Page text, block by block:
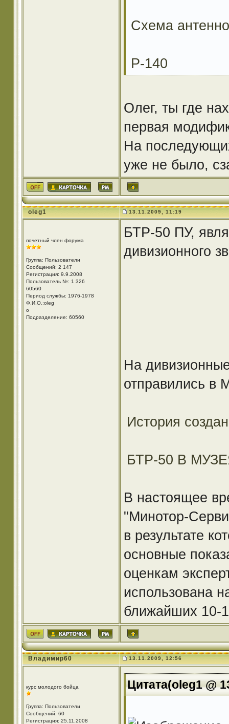
Схема
Р-140
Олег, ты где
первая
На
уже не было,
oleg1 13.11.2009, 11:19
почетный член форума
Группа: Пользователи
Сообщений: 2 147
Регистрация: 9.9.2008
Пользователь №: 1 326
60560
Период службы: 1976-1978
Ф.И.О.:oleg
o
Подразделение: 60560
БТР-50 ПУ,
дивизионного
На
отправились в
История
БТР-50 В
В настоящее
"Минотор-
в результате
основные
оценкам
использована
ближайших 10-
Владимир60 13.11.2009, 12:56
курс молодого бойца
Группа: Пользователи
Сообщений: 60
Регистрация: 25.11.2008
Цитата(oleg1 @